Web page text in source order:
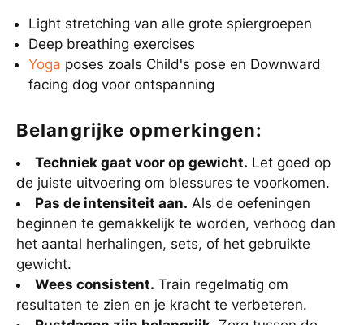
Light stretching van alle grote spiergroepen
Deep breathing exercises
Yoga poses zoals Child's pose en Downward
facing dog voor ontspanning
Belangrijke opmerkingen:
Techniek gaat voor op gewicht. Let goed op
de juiste uitvoering om blessures te voorkomen.
Pas de intensiteit aan. Als de oefeningen
beginnen te gemakkelijk te worden, verhoog dan
het aantal herhalingen, sets, of het gebruikte
gewicht.
Wees consistent. Train regelmatig om
resultaten te zien en je kracht te verbeteren.